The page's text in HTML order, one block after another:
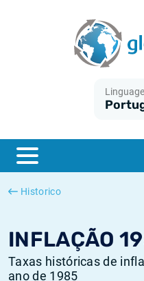
Historico
INFLAÇÃO
Taxas históricas de
ano de 1985
ESTER
SONIA
O que é a inflação do IPC?
O que é a inflação do IHPC?
Inflação Estados Unidos
Inflação Europa
Taxas Euribor históricas
Taxas ESTER históricas
Taxas SONIA históricas
Taxas TONAR históricas
Calculadora de inflação